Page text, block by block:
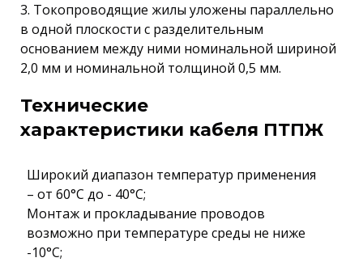
3. Токопроводящие жилы уложены параллельно
в одной плоскости с разделительным
основанием между ними номинальной шириной
2,0 мм и номинальной толщиной 0,5 мм.
Технические
характеристики кабеля ПТПЖ
Широкий диапазон температур применения
– от 60°С до - 40°С;
Монтаж и прокладывание проводов
возможно при температуре среды не ниже
-10°С;